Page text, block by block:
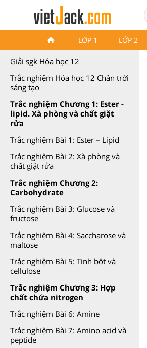
LỚP 1 LỚP 2
Trắc nghiệm Hóa 12 Chân trời
Giải sgk Hóa học 12
Trắc nghiệm Hóa học 12 Chân trời
sáng tạo
Trắc nghiệm Chương 1: Ester -
lipid. Xà phòng và chất giặt
rửa
Trắc nghiệm Bài 1: Ester – Lipid
Trắc nghiệm Bài 2: Xà phòng và
chất giặt rửa
Trắc nghiệm Chương 2:
Carbohydrate
Trắc nghiệm Bài 3: Glucose và
fructose
Trắc nghiệm Bài 4: Saccharose và
maltose
Trắc nghiệm Bài 5: Tinh bột và
cellulose
Trắc nghiệm Chương 3: Hợp
chất chứa nitrogen
Trắc nghiệm Bài 6: Amine
Trắc nghiệm Bài 7: Amino acid và
peptide